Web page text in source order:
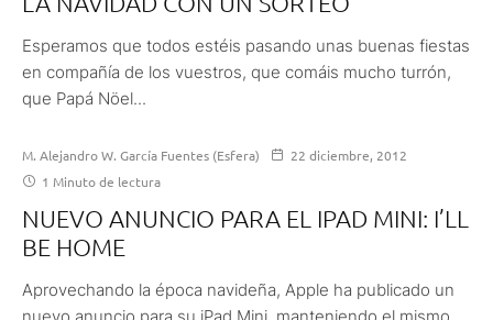
Esperamos que todos estéis pasando unas buenas fiestas
en compañía de los vuestros, que comáis mucho turrón,
que Papá Nöel...
M. Alejandro W. García Fuentes (Esfera)
22 diciembre, 2012
1 Minuto de lectura
NUEVO ANUNCIO PARA EL IPAD MINI: I’LL
BE HOME
Aprovechando la época navideña, Apple ha publicado un
nuevo anuncio para su iPad Mini, manteniendo el mismo